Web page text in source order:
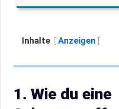
Inhalte Anzeigen
1. Wie du eine